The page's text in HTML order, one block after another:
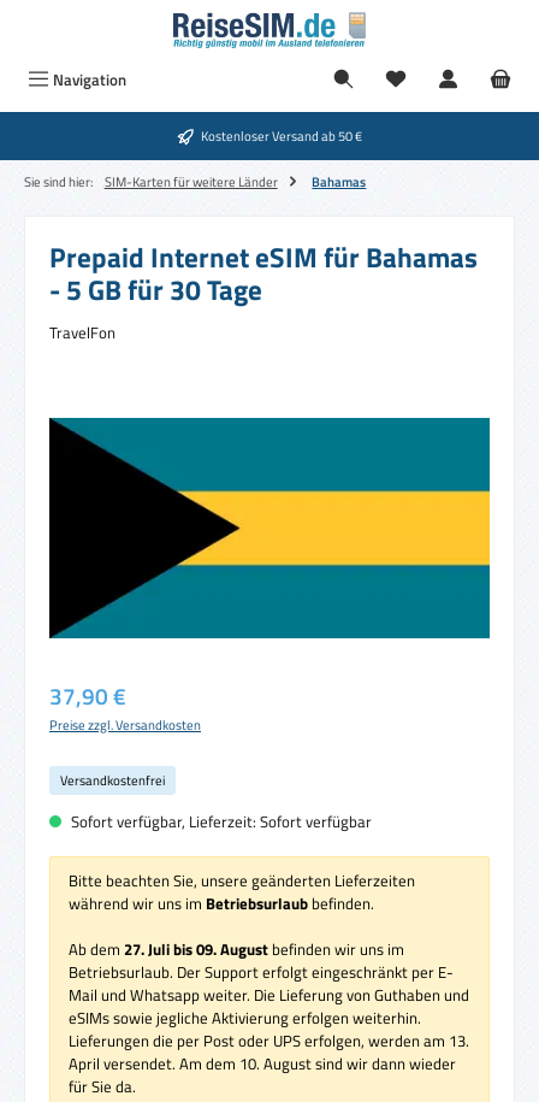
Zum Hauptinhalt springen
Navigation
Kostenloser Versand ab 50 €
Sie sind hier: SIM-Karten für weitere Länder Bahamas
Prepaid Internet eSIM für Bahamas
- 5 GB für 30 Tage
TravelFon
Regulärer Preis:
37,90 €
Preise zzgl. Versandkosten
Versandkostenfrei
Sofort verfügbar, Lieferzeit: Sofort verfügbar
Bitte beachten Sie, unsere geänderten Lieferzeiten
während wir uns im Betriebsurlaub befinden.
Ab dem 27. Juli bis 09. August befinden wir uns im
Betriebsurlaub. Der Support erfolgt eingeschränkt per E-
Mail und Whatsapp weiter. Die Lieferung von Guthaben und
eSIMs sowie jegliche Aktivierung erfolgen weiterhin.
Lieferungen die per Post oder UPS erfolgen, werden am 13.
April versendet. Am dem 10. August sind wir dann wieder
für Sie da.